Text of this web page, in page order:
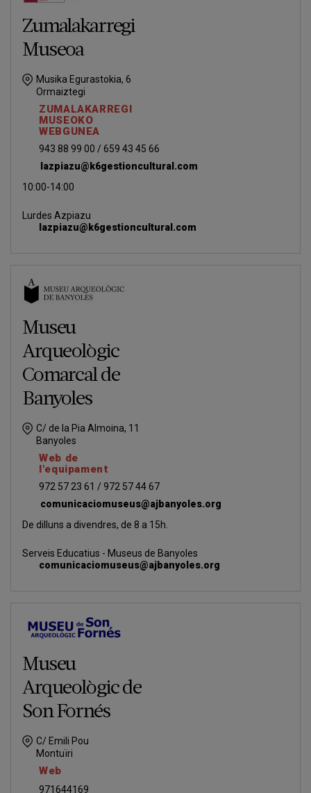
Zumalakarregi
Museoa
Musika Egurastokia, 6
Ormaiztegi
ZUMALAKARREGI
MUSEOKO
WEBGUNEA
943 88 99 00 / 659 43 45 66
lazpiazu@k6gestioncultural.com
10:00-14:00
Lurdes Azpiazu
lazpiazu@k6gestioncultural.com
Museu
Arqueològic
Comarcal de
Banyoles
C/ de la Pia Almoina, 11
Banyoles
Web de
l'equipament
972 57 23 61 / 972 57 44 67
comunicaciomuseus@ajbanyoles.org
De dilluns a divendres, de 8 a 15h.
Serveis Educatius - Museus de Banyoles
comunicaciomuseus@ajbanyoles.org
Museu
Arqueològic de
Son Fornés
C/ Emili Pou
Montuïri
Web
971644169